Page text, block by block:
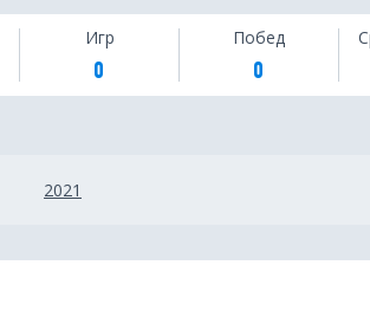
Игр
0
Побед
0
2021